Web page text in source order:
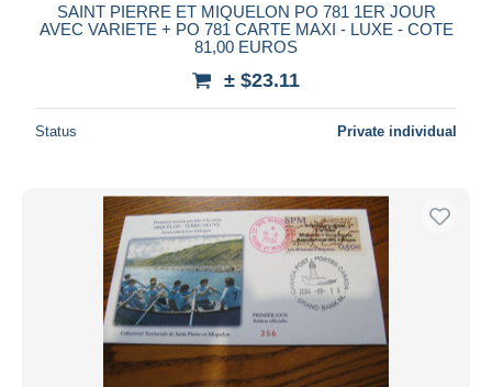
SAINT PIERRE ET MIQUELON PO 781 1ER JOUR
AVEC VARIETE + PO 781 CARTE MAXI - LUXE - COTE
81,00 EUROS
± $23.11
Status Private individual